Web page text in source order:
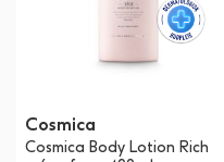
Cosmica
Cosmica Body Lotion Rich